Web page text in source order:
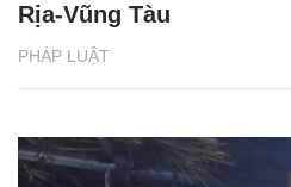
PHÁP LUẬT
Rịa-Vũng Tàu